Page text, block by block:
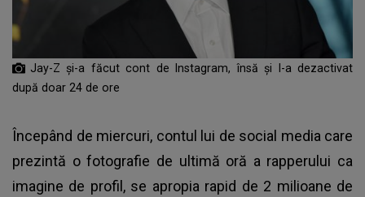
Jay-Z și-a făcut cont de Instagram, însă și l-a dezactivat
după doar 24 de ore
Începând de miercuri, contul lui de social media care
prezintă o fotografie de ultimă oră a rapperului ca
imagine de profil, se apropia rapid de 2 milioane de